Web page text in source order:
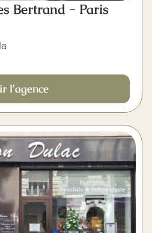
Bertrand - Paris
l'agence